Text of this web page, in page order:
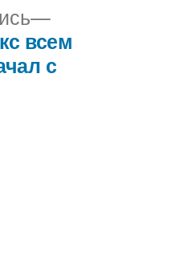
Следующая
запись:
всем
с